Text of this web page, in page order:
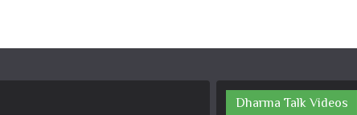
Dharma Talk Videos